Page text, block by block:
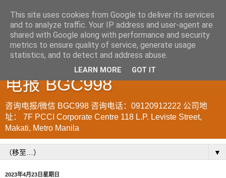
菲律宾998VISA移民公司
WWW.SRRV.DE 咨询微信/
电报 BGC998
咨询电报/微信 BGC998 咨询电话：09120912222 公司地
址： 7F PCCI Corporate Centre 118 L.P. Leviste Street,
Makati, Metro Manila
▼
2023年4月23日星期日
This site uses cookies from Google to deliver its services
and to analyze traffic. Your IP address and user-agent are
shared with Google along with performance and security
metrics to ensure quality of service, generate usage
statistics, and to detect and address abuse.
LEARN MORE GOT IT